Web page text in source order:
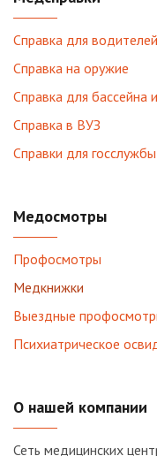
Справка для водителей
Справка на оружие
Справка для бассейна
Справка в ВУЗ
Справки для госслужбы
Медосмотры
Профосмотры
Медкнижки
Выездные
Психиатрическое
О нашей компании
Сеть медицинских